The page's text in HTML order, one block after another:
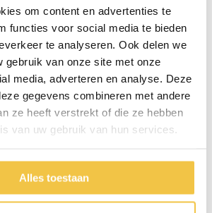
om content en advertenties te
functies voor social media te bieden
te analyseren. Ook delen we
gebruik van onze site met onze
media, adverteren en analyse. Deze
gegevens combineren met andere
ze heeft verstrekt of die ze hebben
van uw gebruik van hun services.
Alles toestaan
30 graden
47 cm
37 cm
120 kg